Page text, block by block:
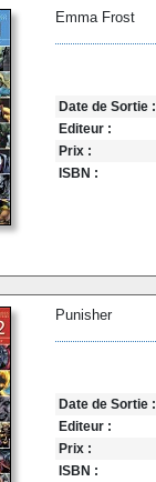
Emma Frost
Date de Sortie :
Editeur :
Prix :
ISBN :
Punisher
Date de Sortie :
Editeur :
Prix :
ISBN :